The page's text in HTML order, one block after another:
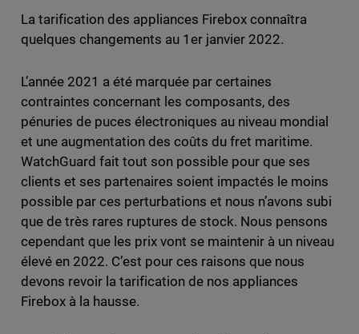
La tarification des appliances Firebox connaîtra
quelques changements au 1er janvier 2022.
L’année 2021 a été marquée par certaines
contraintes concernant les composants, des
pénuries de puces électroniques au niveau mondial
et une augmentation des coûts du fret maritime.
WatchGuard fait tout son possible pour que ses
clients et ses partenaires soient impactés le moins
possible par ces perturbations et nous n’avons subi
que de très rares ruptures de stock. Nous pensons
cependant que les prix vont se maintenir à un niveau
élevé en 2022. C’est pour ces raisons que nous
devons revoir la tarification de nos appliances
Firebox à la hausse.